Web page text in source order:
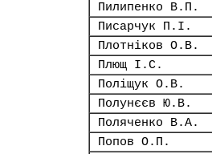
Пилипенко В.П.
Писарчук П.І.
Плотніков О.В.
Плющ І.С.
Поліщук О.В.
Полунєєв Ю.В.
Поляченко В.А.
Попов О.П.